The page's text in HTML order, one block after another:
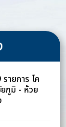
ายการ โค
ภูมิ - ห้วย